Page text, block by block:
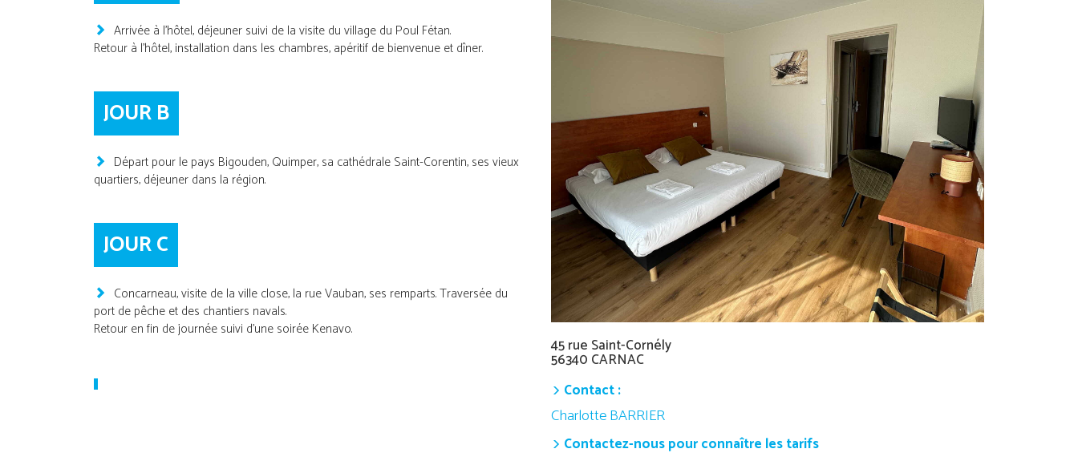
Arrivée à l’hôtel, déjeuner suivi de la visite du village du Poul Fétan.
Retour à l’hôtel, installation dans les chambres, apéritif de bienvenue et dîner.
JOUR B
Départ pour le pays Bigouden, Quimper, sa cathédrale Saint-Corentin, ses vieux
quartiers, déjeuner dans la région.
JOUR C
Concarneau, visite de la ville close, la rue Vauban, ses remparts. Traversée du
port de pêche et des chantiers navals.
Retour en fin de journée suivi d’une soirée Kenavo.
45 rue Saint-Cornély
56340 CARNAC
Contact :
Charlotte BARRIER
Contactez-nous pour connaître les tarifs